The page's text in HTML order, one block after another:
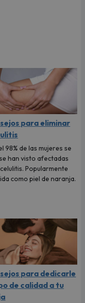
para eliminar
98% de las mujeres se
han visto afectadas
Popularmente
como piel de naranja.
para dedicarle
de calidad a tu